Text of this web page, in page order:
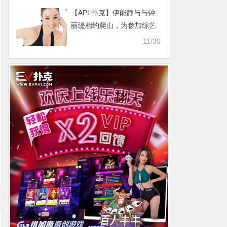
【APL扑克】伊能静与与钟
丽缇相约爬山，为参加综艺
11/30